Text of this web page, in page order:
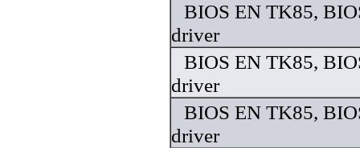
BIOS EN TK85,
driver
BIOS EN TK85,
driver
BIOS EN TK85,
driver